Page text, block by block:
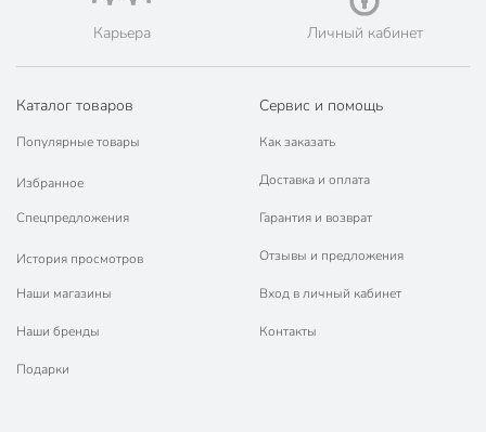
Карьера Личный кабинет
Каталог товаров
Популярные товары
Избранное
Спецпредложения
История просмотров
Наши магазины
Наши бренды
Подарки
Сервис и помощь
Как заказать
Доставка и оплата
Гарантия и возврат
Отзывы и предложения
Вход в личный кабинет
Контакты